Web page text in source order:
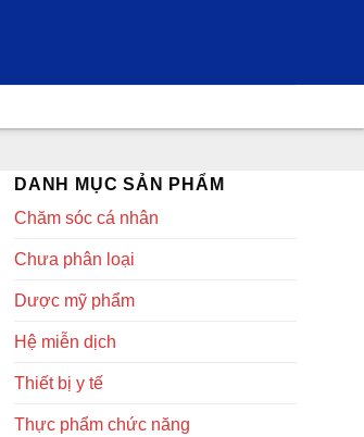
DANH MỤC SẢN PHẨM
Chăm sóc cá nhân
Chưa phân loại
Dược mỹ phẩm
Hệ miễn dịch
Thiết bị y tế
Thực phẩm chức năng